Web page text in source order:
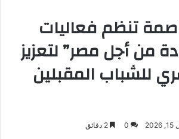
تنظم فعاليات
من أجل مصر” لتعزيز
للشباب المقبلين
0